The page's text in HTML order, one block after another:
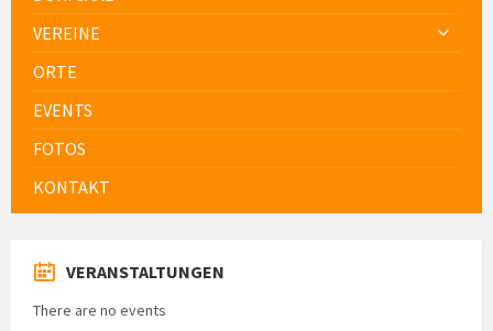
VEREINE
ORTE
EVENTS
FOTOS
KONTAKT
VERANSTALTUNGEN
There are no events